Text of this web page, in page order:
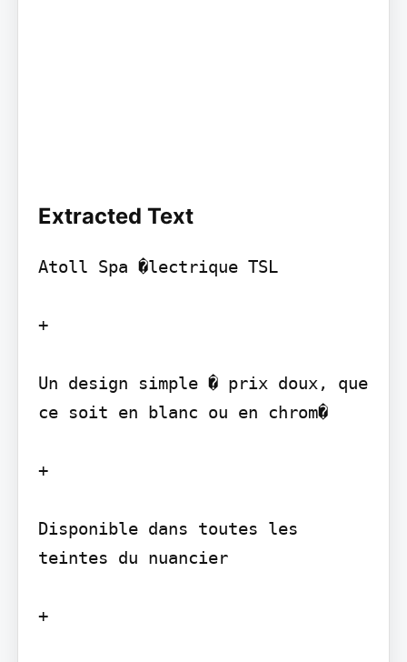
Extracted Text
Atoll Spa �lectrique TSL
+
Un design simple � prix doux, que
ce soit en blanc ou en chrom�
+
Disponible dans toutes les
teintes du nuancier
+